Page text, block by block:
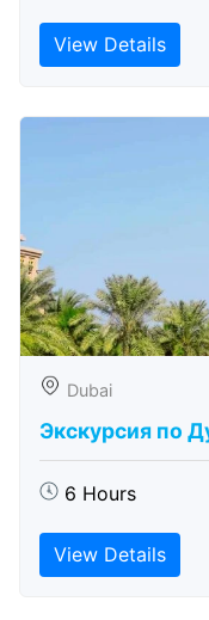
View Details
Dubai
Экскурсия по
6 Hours
View Details